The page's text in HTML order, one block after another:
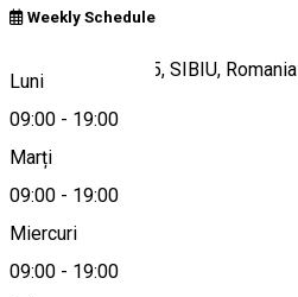
Weekly Schedule
Luni
09:00 - 19:00
Marți
09:00 - 19:00
Miercuri
09:00 - 19:00
Strada Lector, nr. 5, SIBIU, Romania
Hartă